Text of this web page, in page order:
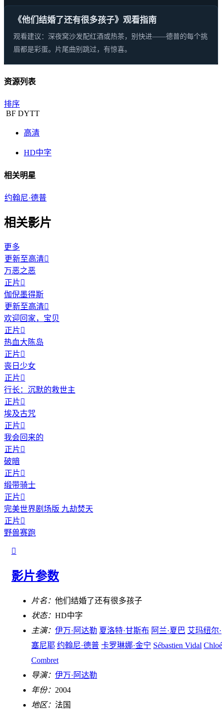
《他们结婚了还有很多孩子》观看指南
观看建议：深夜窝沙发配红酒或热茶，别快进——德普的每个挑
眉都是彩蛋。片尾曲别跳过，有惊喜。
资源列表
排序
BF DYTT
高清
HD中字
相关明星
约翰尼·德普
相关影片
更多
更新至高清
万恶之恶
正片
伽倪墨得斯
更新至高清
欢迎回家，宝贝
正片
热血大陈岛
正片
丧日少女
正片
行长：沉默的救世主
正片
埃及古咒
正片
我会回来的
正片
破暗
正片
缎带骑士
正片
完美世界剧场版 九劫焚天
正片
野兽赛跑

影片参数
片名： 他们结婚了还有很多孩子
状态： HD中字
主演： 伊万·阿达勒 夏洛特·甘斯布 阿兰·夏巴 艾玛纽尔·
塞尼耶 约翰尼·德普 卡罗琳娜·金宁 Sébastien Vidal Chloé
Combret
导演： 伊万·阿达勒
年份： 2004
地区： 法国